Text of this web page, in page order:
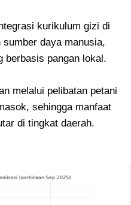
kurikulum gizi di
daya manusia,
berbasis pangan lokal.
melalui pelibatan petani
sehingga manfaat
di tingkat daerah.